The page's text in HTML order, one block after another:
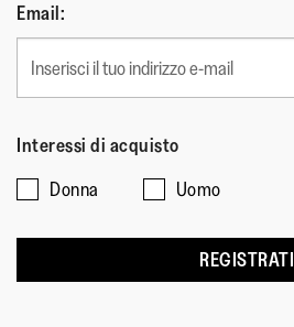
Email:
Interessi di acquisto
Donna
Uomo
REGISTRATI